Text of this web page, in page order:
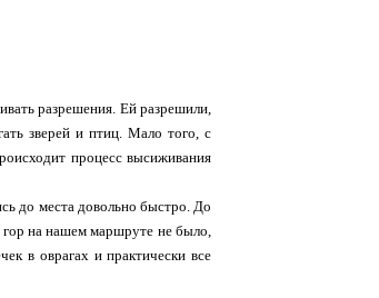
разрешения. Ей разрешили,
зверей и птиц. Мало того, с
процесс высиживания
до места довольно быстро. До
на нашем маршруте не было,
в оврагах и практически все